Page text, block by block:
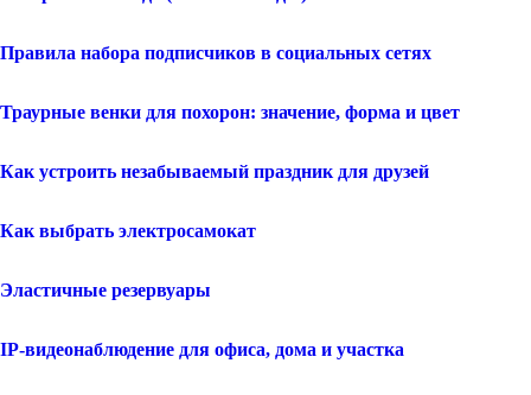
Правила набора подписчиков в социальных сетях
Траурные венки для похорон: значение, форма и цвет
Как устроить незабываемый праздник для друзей
Как выбрать электросамокат
Эластичные резервуары
IP-видеонаблюдение для офиса, дома и участка